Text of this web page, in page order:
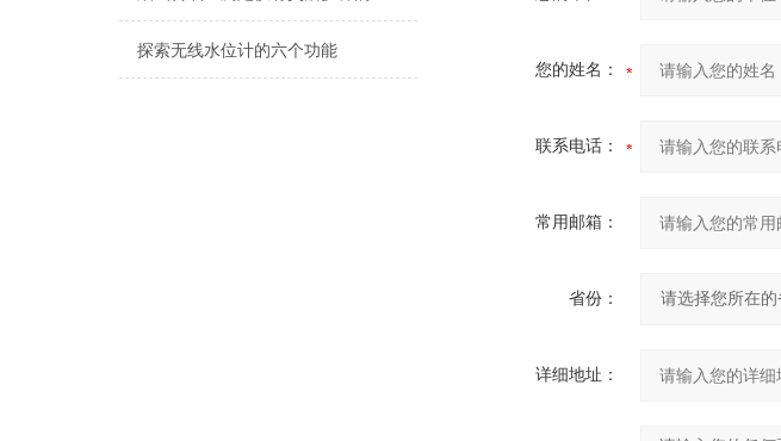
探索无线水位计的六个功能
您的姓名：
联系电话：
常用邮箱：
省份：
详细地址：